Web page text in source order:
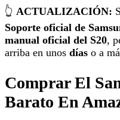
👆 ACTUALIZACIÓN:
Soporte oficial de
manual oficial del S20,
arriba en unos días o a
Comprar El
Barato En